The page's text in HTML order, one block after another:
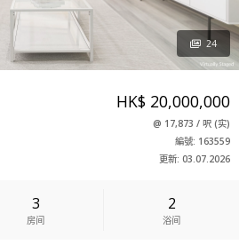
HK$ 20,000,000
@ 17,873 / 呎(实)
編號: 163559
更新: 03.07.2026
3
房间
2
浴间
24